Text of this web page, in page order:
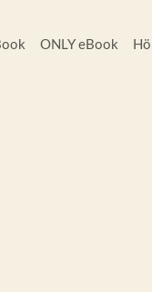
ONLY eBook